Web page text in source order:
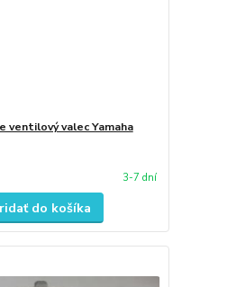
ventilový valec Yamaha
3-7 dní
do košíka